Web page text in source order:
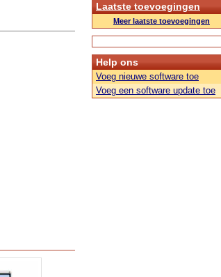
Laatste toevoegingen
Meer laatste toevoegingen
Help ons
Voeg nieuwe software toe
Voeg een software update toe